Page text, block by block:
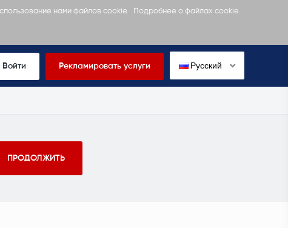
нами файлов cookie. Подробнее о файлах cookie.
Войти Рекламировать услуги Русский